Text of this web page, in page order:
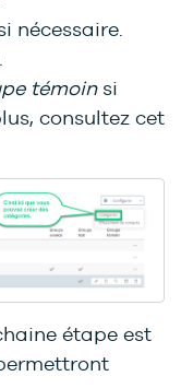
nécessaire.
témoin si
consultez cet
étape est